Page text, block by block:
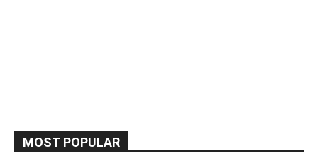
MOST POPULAR